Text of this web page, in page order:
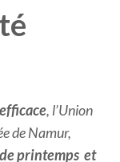
, l’Union
de Namur,
printemps et